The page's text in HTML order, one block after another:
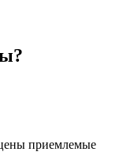
приемлемые